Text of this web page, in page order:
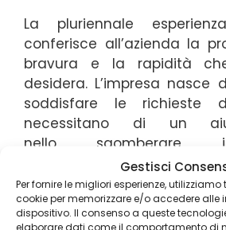
Gestisci
Per fornire le migliori esperienze,
cookie per memorizzare e/o accedere alle
dispositivo. Il consenso a queste
elaborare dati come il comportamento di
La pluriennale
conferisce all’azienda la
bravura e la rapidità
desidera. L’impresa nasce
soddisfare le richieste
necessitano di un
nello sgomberare
o appartamenti,
mobili, pezzi
oggetti vari nel corso degli
, siano essi privati o